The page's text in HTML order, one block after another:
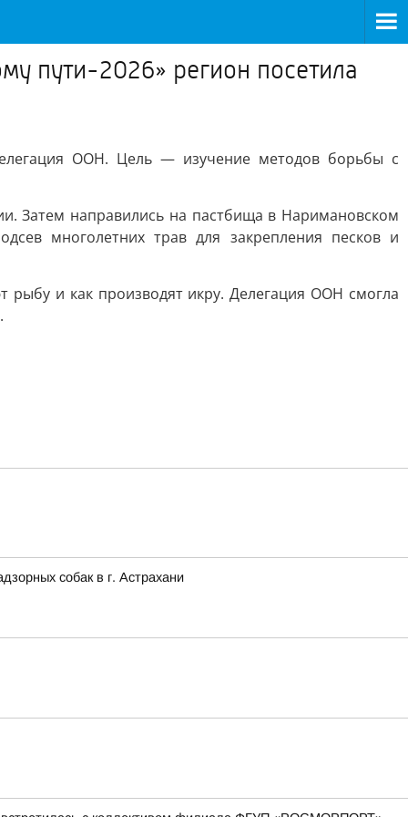
пути-2026» регион посетила
ООН. Цель — изучение методов борьбы с
Затем направились на пастбища в Наримановском
многолетних трав для закрепления песков и
и как производят икру. Делегация ООН смогла
собак в г. Астрахани